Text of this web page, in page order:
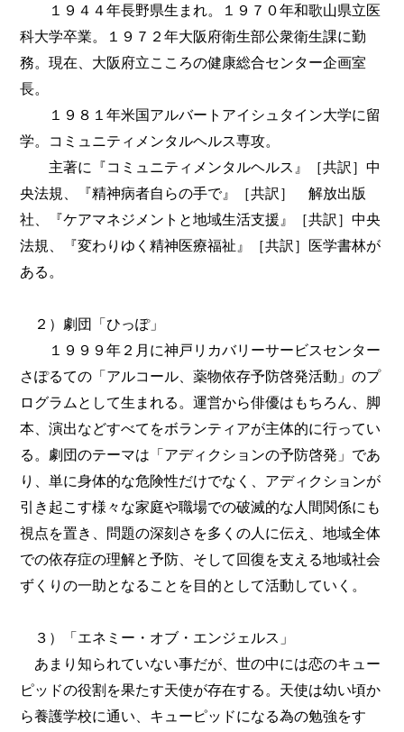
１９４４年長野県生まれ。１９７０年和歌山県立医
科大学卒業。１９７２年大阪府衛生部公衆衛生課に勤
務。現在、大阪府立こころの健康総合センター企画室
長。
１９８１年米国アルバートアイシュタイン大学に留
学。コミュニティメンタルヘルス専攻。
主著に『コミュニティメンタルヘルス』［共訳］中
央法規、『精神病者自らの手で』［共訳］ 解放出版
社、『ケアマネジメントと地域生活支援』［共訳］中央
法規、『変わりゆく精神医療福祉』［共訳］医学書林が
ある。
２）劇団「ひっぽ」
１９９９年２月に神戸リカバリーサービスセンター
さぽるての「アルコール、薬物依存予防啓発活動」のプ
ログラムとして生まれる。運営から俳優はもちろん、脚
本、演出などすべてをボランティアが主体的に行ってい
る。劇団のテーマは「アディクションの予防啓発」であ
り、単に身体的な危険性だけでなく、アディクションが
引き起こす様々な家庭や職場での破滅的な人間関係にも
視点を置き、問題の深刻さを多くの人に伝え、地域全体
での依存症の理解と予防、そして回復を支える地域社会
ずくりの一助となることを目的として活動していく。
３）「エネミー・オブ・エンジェルス」
あまり知られていない事だが、世の中には恋のキュー
ピッドの役割を果たす天使が存在する。天使は幼い頃か
ら養護学校に通い、キューピッドになる為の勉強をす